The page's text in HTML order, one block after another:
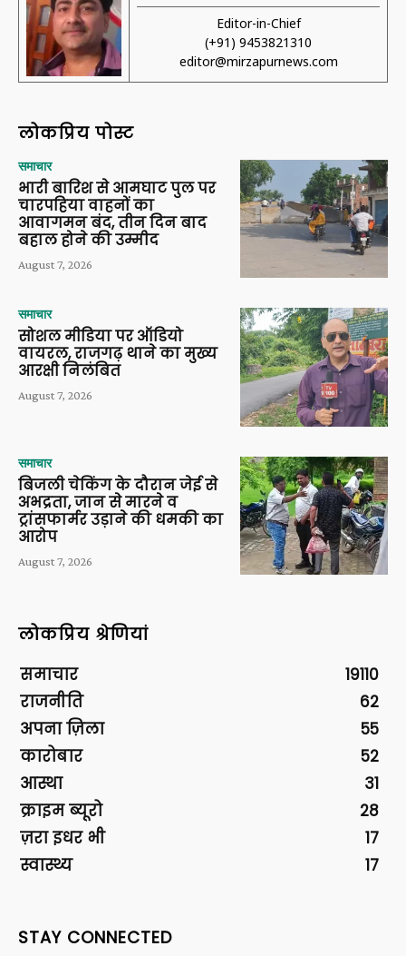
Editor-in-Chief
(+91) 9453821310
editor@mirzapurnews.com
लोकप्रिय पोस्ट
समाचार
भारी बारिश से आमघाट पुल पर
चारपहिया वाहनों का
आवागमन बंद, तीन दिन बाद
बहाल होने की उम्मीद
August 7, 2026
समाचार
सोशल मीडिया पर ऑडियो
वायरल, राजगढ़ थाने का मुख्य
आरक्षी निलंबित
August 7, 2026
समाचार
बिजली चेकिंग के दौरान जेई से
अभद्रता, जान से मारने व
ट्रांसफार्मर उड़ाने की धमकी का
आरोप
August 7, 2026
लोकप्रिय श्रेणियां
समाचार
19110
राजनीति
62
अपना ज़िला
55
कारोबार
52
आस्था
31
क्राइम ब्यूरो
28
ज़रा इधर भी
17
स्वास्थ्य
17
STAY CONNECTED